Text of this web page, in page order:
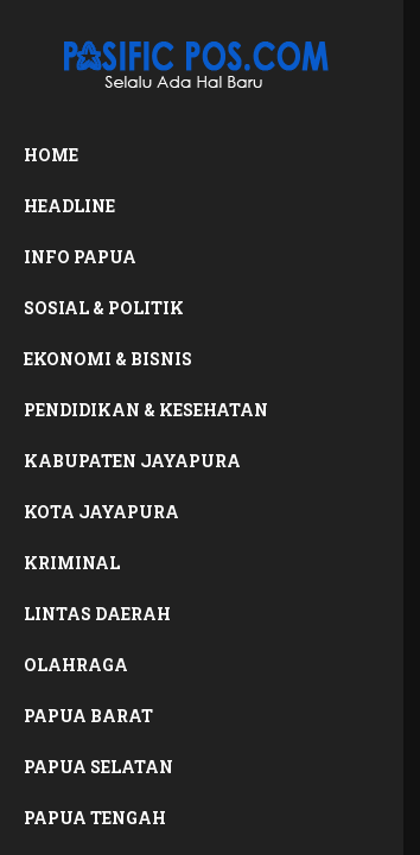
HOME
HEADLINE
INFO PAPUA
SOSIAL & POLITIK
EKONOMI & BISNIS
PENDIDIKAN & KESEHATAN
KABUPATEN JAYAPURA
KOTA JAYAPURA
KRIMINAL
LINTAS DAERAH
OLAHRAGA
PAPUA BARAT
PAPUA SELATAN
PAPUA TENGAH